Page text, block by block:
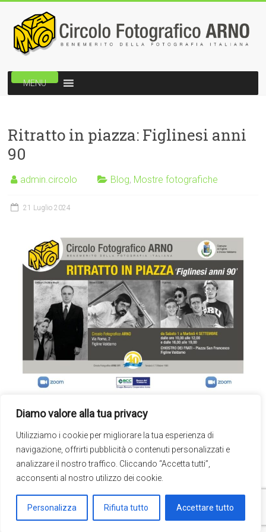
Diamo valore alla tua privacy
Utilizziamo i cookie per migliorare la tua esperienza di
navigazione, offrirti pubblicità o contenuti personalizzati e
analizzare il nostro traffico. Cliccando “Accetta tutti”,
acconsenti al nostro utilizzo dei cookie.
Personalizza Rifiuta tutto Accettare tutto
contenuto
Circolo
Fotografico
Benemerito
della
italiana
MENU
Ritratto in piazza: Figlinesi anni
90
admin.circolo Blog, Mostre fotografiche
21 Luglio 2024
←La natura attraverso l’obiettivo
INDIA: un mondo a colori
Copyright © 2026 Circolo Fotografico Arno
. Tutti i diritti riservati.
Theme:Accelerateby ThemeGrill. Powered by